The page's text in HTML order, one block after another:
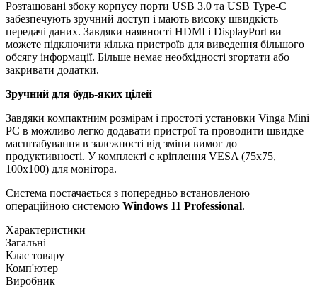
Розташовані збоку корпусу порти USB 3.0 та USB Type-C
забезпечують зручний доступ і мають високу швидкість
передачі даних. Завдяки наявності HDMI і DisplayPort ви
можете підключити кілька пристроїв для виведення більшого
обсягу інформації. Більше немає необхідності згортати або
закривати додатки.
Зручний для будь-яких цілей
Завдяки компактним розмірам і простоті установки Vinga Mini
PC в можливо легко додавати пристрої та проводити швидке
масштабування в залежності від зміни вимог до
продуктивності. У комплекті є кріплення VESA (75х75,
100х100) для монітора.
Система постачається з попередньо встановленою
операційною системою Windows 11 Professional.
Характеристики
Загальні
Клас товару
Комп'ютер
Виробник